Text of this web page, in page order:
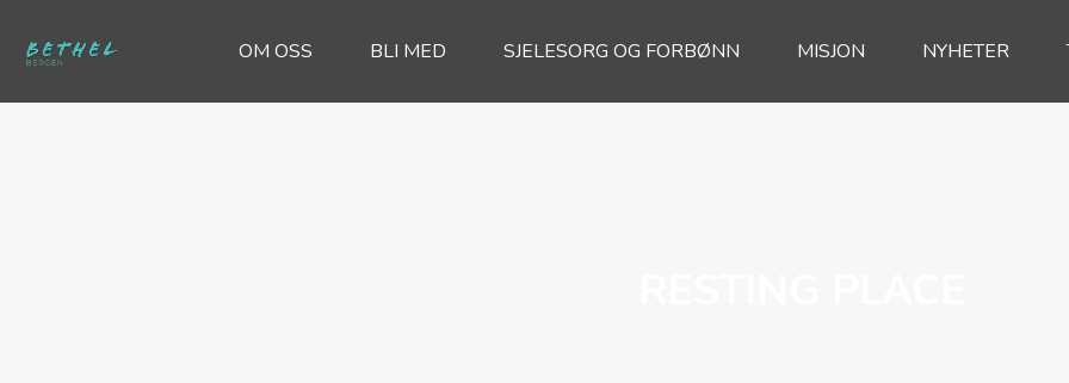
OM OSS BLI MED SJELESORG OG FORBØNN MISJON NYHETER